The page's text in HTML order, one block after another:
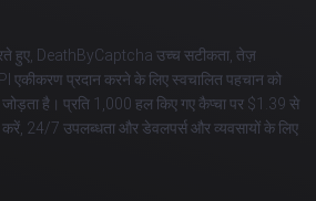
हुए, DeathByCaptcha उच्च सटीकता, तेज़
एकीकरण प्रदान करने के लिए स्वचालित पहचान को
है। प्रति 1,000 हल किए गए कैप्चा पर $1.39 से
करें, 24/7 उपलब्धता और डेवलपर्स और व्यवसायों के लिए